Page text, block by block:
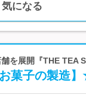
気になる
を展開『THE TEA
菓子の製造